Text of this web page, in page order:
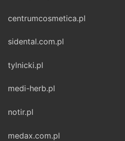
centrumcosmetica.pl
sidental.com.pl
tylnicki.pl
medi-herb.pl
notir.pl
medax.com.pl